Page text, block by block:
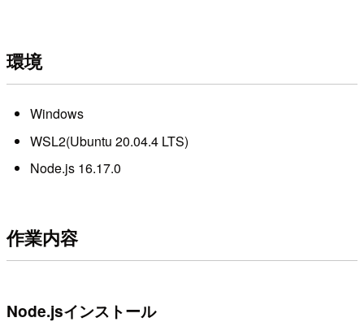
環境
Windows
WSL2(Ubuntu 20.04.4 LTS)
Node.js 16.17.0
作業内容
Node.jsインストール